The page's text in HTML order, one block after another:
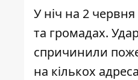
У ніч на 2
та громадах.
спричинили
на кількох